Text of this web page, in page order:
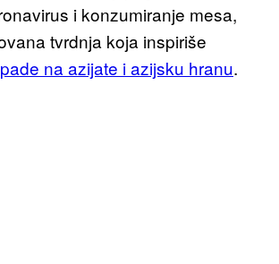
i konzumiranje mesa,
tvrdnja koja inspiriše
na azijate i azijsku hranu.